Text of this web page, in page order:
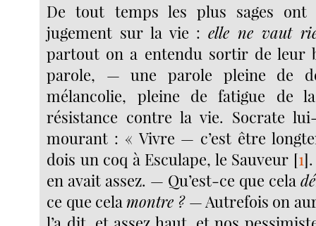
De tout temps les plus sages
jugement sur la vie :elle ne vaut
partout on a entendu sortir de leur
parole, — une parole pleine de
mélancolie, pleine de fatigue de
résistance contre la vie. Socrate
mourant : « Vivre — c’est être
dois un coq à Esculape, le Sauveur [1]
en avait assez. — Qu’est-ce que cela
ce que celamontre ?— Autrefois on